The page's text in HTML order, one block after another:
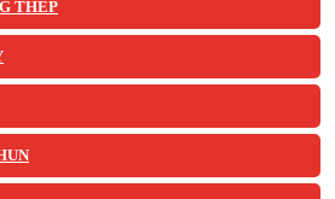
THÉP